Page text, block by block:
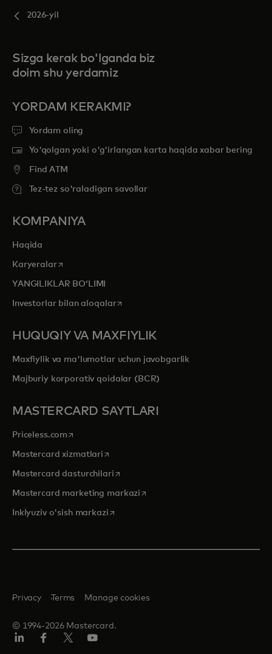
2026-yil
Sizga kerak bo'lganda biz
doim shu yerdamiz
YORDAM KERAKMI?
Yordam oling
Yo'qolgan yoki o'g'irlangan karta haqida xabar bering
Find ATM
Tez-tez so'raladigan savollar
KOMPANIYA
Haqida
Karyeralaropens in a new tab
YANGILIKLAR BOʻLIMI
Investorlar bilan aloqalaropens in a new tab
HUQUQIY VA MAXFIYLIK
Maxfiylik va ma'lumotlar uchun javobgarlik
Majburiy korporativ qoidalar (BCR)
MASTERCARD SAYTLARI
Priceless.com opens in a new tab
Mastercard xizmatlari opens in a new tab
Mastercard dasturchilariopens in a new tab
Mastercard marketing markazi opens in a new tab
Inklyuziv o'sish markaziopens in a new tab
© 1994-2026 Mastercard.
Privacy Terms Manage cookies